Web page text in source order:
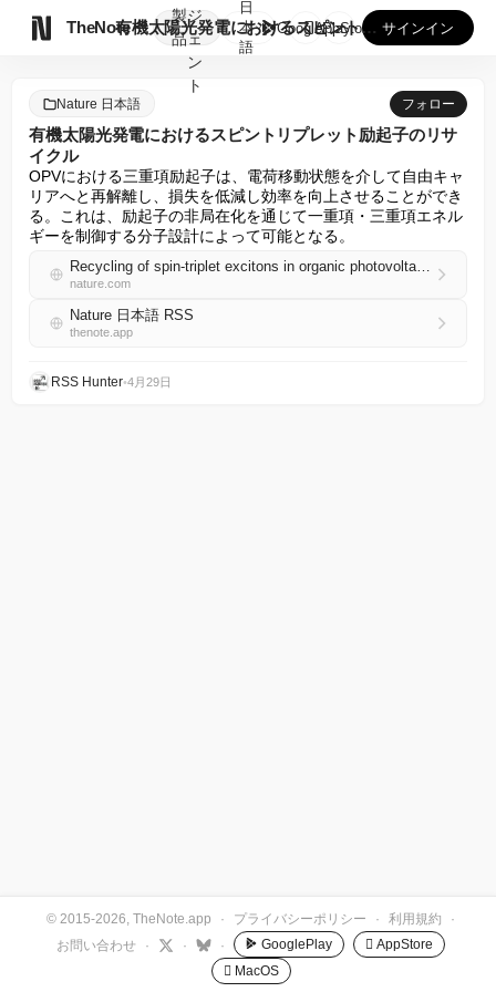
TheNote
製
品
ジ
ェ
ン
ト
有機太陽光発電におけるスピントリプレット励起子のリサイクル
日
本
語
GooglePlay
AppStore サインイン
Nature 日本語 フォロー
有機太陽光発電におけるスピントリプレット励起子のリサ
イクル
OPVにおける三重項励起子は、電荷移動状態を介して自由キャ
リアへと再解離し、損失を低減し効率を向上させることができ
る。これは、励起子の非局在化を通じて一重項・三重項エネル
ギーを制御する分子設計によって可能となる。
Recycling of spin-triplet excitons in organic photovoltaics
nature.com
Nature 日本語 RSS
thenote.app
RSS Hunter•4月29日
© 2015-2026, TheNote.app · プライバシーポリシー · 利用規約
·
お問い合わせ
· · · GooglePlay
 AppStore
 MacOS